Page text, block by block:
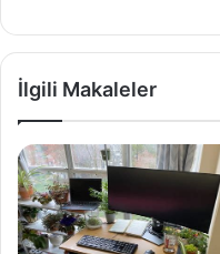
İlgili Makaleler